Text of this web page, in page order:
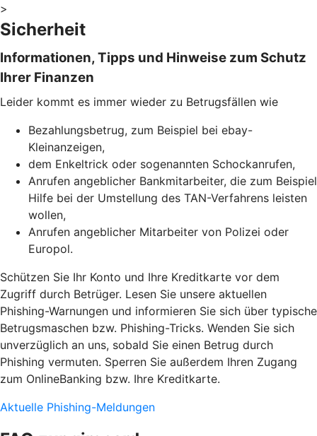
>
Sicherheit
Informationen, Tipps und Hinweise zum Schutz
Ihrer Finanzen
Leider kommt es immer wieder zu Betrugsfällen wie
Bezahlungsbetrug, zum Beispiel bei ebay-
Kleinanzeigen,
dem Enkeltrick oder sogenannten Schockanrufen,
Anrufen angeblicher Bankmitarbeiter, die zum Beispiel
Hilfe bei der Umstellung des TAN-Verfahrens leisten
wollen,
Anrufen angeblicher Mitarbeiter von Polizei oder
Europol.
Schützen Sie Ihr Konto und Ihre Kreditkarte vor dem
Zugriff durch Betrüger. Lesen Sie unsere aktuellen
Phishing-Warnungen und informieren Sie sich über typische
Betrugsmaschen bzw. Phishing-Tricks. Wenden Sie sich
unverzüglich an uns, sobald Sie einen Betrug durch
Phishing vermuten. Sperren Sie außerdem Ihren Zugang
zum OnlineBanking bzw. Ihre Kreditkarte.
Aktuelle Phishing-Meldungen